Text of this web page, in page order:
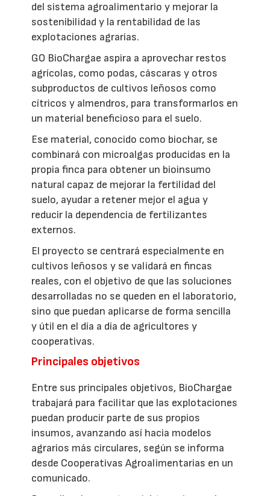
del sistema agroalimentario y mejorar la
sostenibilidad y la rentabilidad de las
explotaciones agrarias.
GO BioChargae aspira a aprovechar restos
agrícolas, como podas, cáscaras y otros
subproductos de cultivos leñosos como
cítricos y almendros, para transformarlos en
un material beneficioso para el suelo.
Ese material, conocido como biochar, se
combinará con microalgas producidas en la
propia finca para obtener un bioinsumo
natural capaz de mejorar la fertilidad del
suelo, ayudar a retener mejor el agua y
reducir la dependencia de fertilizantes
externos.
El proyecto se centrará especialmente en
cultivos leñosos y se validará en fincas
reales, con el objetivo de que las soluciones
desarrolladas no se queden en el laboratorio,
sino que puedan aplicarse de forma sencilla
y útil en el día a día de agricultores y
cooperativas.
Principales objetivos
Entre sus principales objetivos, BioChargae
trabajará para facilitar que las explotaciones
puedan producir parte de sus propios
insumos, avanzando así hacia modelos
agrarios más circulares, según se informa
desde Cooperativas Agroalimentarias en un
comunicado.